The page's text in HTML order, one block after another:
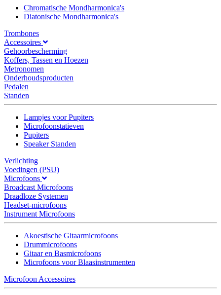
Chromatische Mondharmonica's
Diatonische Mondharmonica's
Trombones
Accessoires
Gehoorbescherming
Koffers, Tassen en Hoezen
Metronomen
Onderhoudsproducten
Pedalen
Standen
Lampjes voor Pupiters
Microfoonstatieven
Pupiters
Speaker Standen
Verlichting
Voedingen (PSU)
Microfoons
Broadcast Microfoons
Draadloze Systemen
Headset-microfoons
Instrument Microfoons
Akoestische Gitaarmicrofoons
Drummicrofoons
Gitaar en Basmicrofoons
Microfoons voor Blaasinstrumenten
Microfoon Accessoires